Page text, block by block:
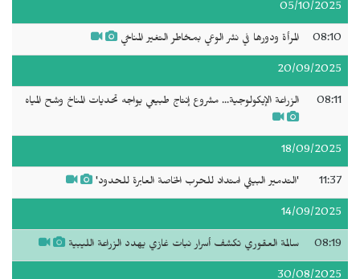
05/10/2025
08:10 المرأة ودورها في نشر الوعي بمخاطر التغير المناخي
20/09/2025
08:11 الزراعة الإيكولوجية... مشروع إنتاج طبيعي يواجه تحديات المناخ وشح المياه
18/09/2025
11:37 'التدمير البيئي امتداد للحرب الخاصة العابرة للحدود'
14/09/2025
08:19 سالمة العقوري تكشف أسرار نبات غازي يهدد الزراعة الليبية